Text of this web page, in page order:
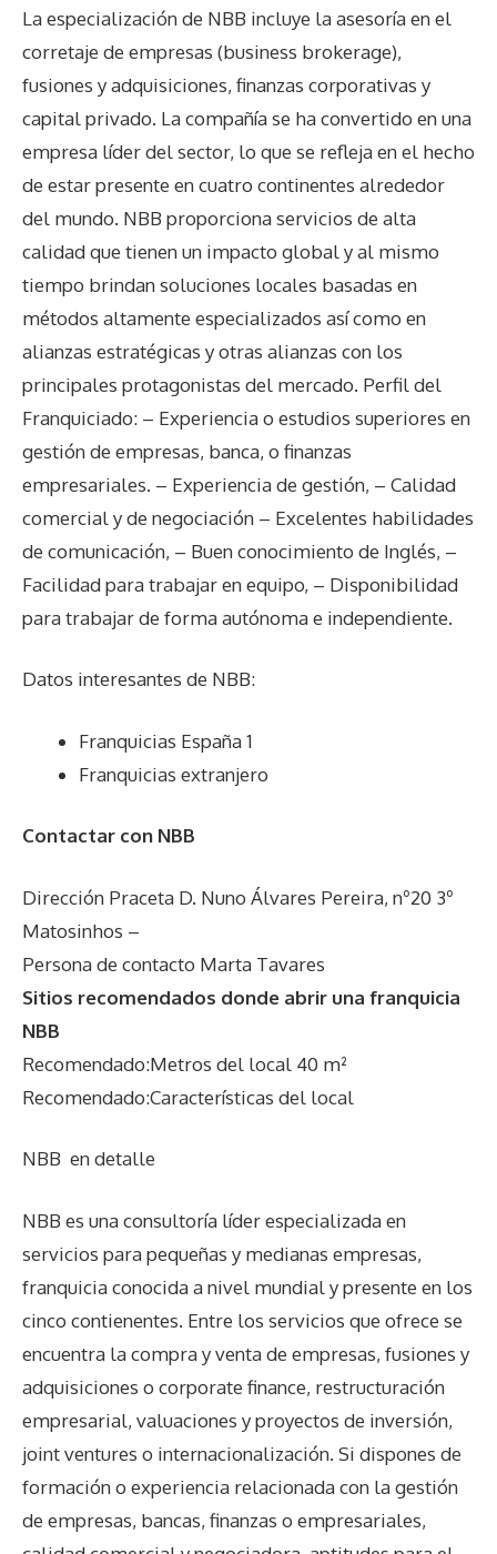
La especialización de NBB incluye la asesoría en el
corretaje de empresas (business brokerage),
fusiones y adquisiciones, finanzas corporativas y
capital privado. La compañía se ha convertido en una
empresa líder del sector, lo que se refleja en el hecho
de estar presente en cuatro continentes alrededor
del mundo. NBB proporciona servicios de alta
calidad que tienen un impacto global y al mismo
tiempo brindan soluciones locales basadas en
métodos altamente especializados así como en
alianzas estratégicas y otras alianzas con los
principales protagonistas del mercado. Perfil del
Franquiciado: – Experiencia o estudios superiores en
gestión de empresas, banca, o finanzas
empresariales. – Experiencia de gestión, – Calidad
comercial y de negociación – Excelentes habilidades
de comunicación, – Buen conocimiento de Inglés, –
Facilidad para trabajar en equipo, – Disponibilidad
para trabajar de forma autónoma e independiente.
Datos interesantes de NBB:
Franquicias España 1
Franquicias extranjero
Contactar con NBB
Dirección Praceta D. Nuno Álvares Pereira, nº20 3º
Matosinhos –
Persona de contacto Marta Tavares
Sitios recomendados donde abrir una franquicia
NBB
Recomendado:Metros del local 40 m²
Recomendado:Características del local
NBB en detalle
NBB es una consultoría líder especializada en
servicios para pequeñas y medianas empresas,
franquicia conocida a nivel mundial y presente en los
cinco contienentes. Entre los servicios que ofrece se
encuentra la compra y venta de empresas, fusiones y
adquisiciones o corporate finance, restructuración
empresarial, valuaciones y proyectos de inversión,
joint ventures o internacionalización. Si dispones de
formación o experiencia relacionada con la gestión
de empresas, bancas, finanzas o empresariales,